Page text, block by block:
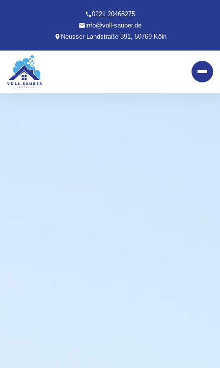
0221 20468275
info@voll-sauber.de
Neusser Landstraße 391, 50769 Köln